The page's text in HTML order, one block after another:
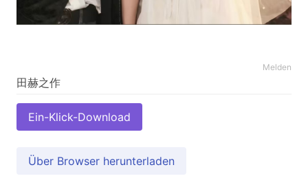
Melden
Ein-Klick-Download
Über Browser herunterladen